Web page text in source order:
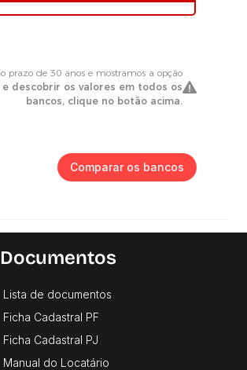
Comparar os bancos
Documentos
Lista de documentos
Ficha Cadastral PF
Ficha Cadastral PJ
Manual do Locatário